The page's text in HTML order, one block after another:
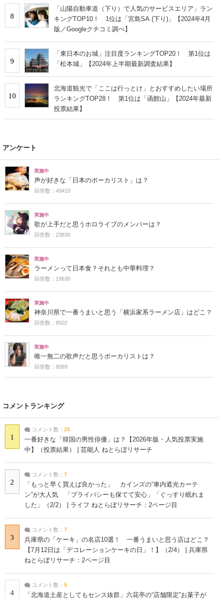
8
「山陽自動車道（下り）で人気のサービスエリア」ラン
キングTOP10！ 1位は「宮島SA (下り)」【2024年4月
版／Googleクチコミ調べ】
9
「東日本のお城」注目度ランキングTOP20！ 第1位は
「松本城」【2024年上半期最新調査結果】
10
北海道観光で「ここは行っとけ」とおすすめしたい場所
ランキングTOP28！ 第1位は「函館山」【2024年最新
投票結果】
アンケート
実施中
声が好きな「日本のボーカリスト」は？
回答数：49410
実施中
歌が上手だと思うホロライブのメンバーは？
回答数：23836
実施中
ラーメンって日本食？それとも中華料理？
回答数：19630
実施中
神奈川県で一番うまいと思う「横浜家系ラーメン店」はどこ？
回答数：8502
実施中
唯一無二の歌声だと思うボーカリストは？
回答数：8069
コメントランキング
1
コメント数： 20
一番好きな「韓国の男性俳優」は？【2026年版・人気投票実施
中】（投票結果） | 芸能人 ねとらぼリサーチ
2
コメント数： 7
「もっと早く買えば良かった」 カインズの“車内遮光カーテ
ン”が大人気 「プライバシーも保てて安心」「ぐっすり眠れま
した」（2/2） | ライフ ねとらぼリサーチ：2ページ目
3
コメント数： 7
兵庫県の「ケーキ」の名店10選！ 一番うまいと思う店はどこ？
【7月12日は「デコレーションケーキの日」！】（2/4） | 兵庫県
ねとらぼリサーチ：2ページ目
4
コメント数： 5
「北海道土産としてもセンス抜群」六花亭の“店舗限定”お菓子が